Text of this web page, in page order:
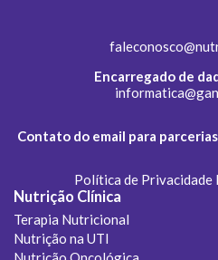
Encarregado de
Contato do email para parcerias
Política de Privacidade
Nutrição Clínica
Terapia Nutricional
Nutrição na UTI